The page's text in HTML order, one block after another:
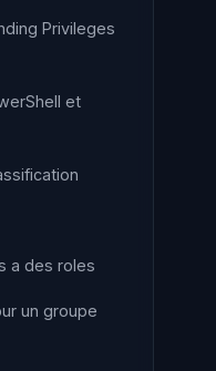
Privileges
et
a des roles
un groupe